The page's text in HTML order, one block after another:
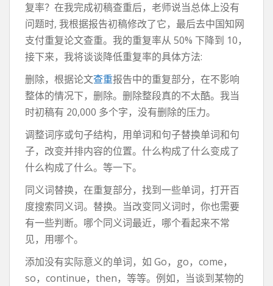
复率？在我完成初稿查重后，老师说当总体上没有
问题时, 我根据报告初稿修改了它，最后去中国知网
支付重复论文查重。我的重复率从 50% 下降到 10，
接下来，我将谈谈降低重复率的具体方法:
删除，根据论文查重报告中的重复部分，在不影响
整体的情况下，删除。删除整段真的不太酷。我当
时初稿有 20,000 多个字，没有删除的压力。
调整词序或句子结构，用单词和句子替换单词和句
子，改变并排内容的位置。什么构成了什么变成了
什么构成了什么。等一下。
同义词替换，在重复部分，找到一些单词，打开百
度搜索同义词。替换。当改变同义词时，你也需要
有一些判断。哪个同义词最近，哪个看起来不常
见，用哪个。
添加没有实际意义的单词，如 Go，go，come，
so，continue，then，等等。例如，当谈到某物的